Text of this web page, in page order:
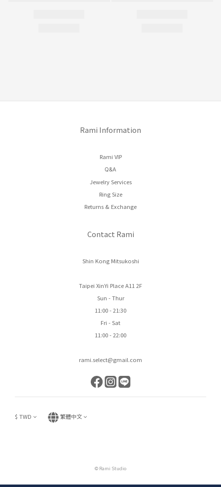
Rami Information
Rami VIP
Q&A
Jewelry Services
Ring Size
Returns & Exchange
Contact Rami
Shin Kong Mitsukoshi
Taipei XinYi Place A11 2F
Sun - Thur
11:00 - 21:30
Fri - Sat
11:00 - 22:00
rami.select@gmail.com
$ TWD 繁體中文
© Rami Studio